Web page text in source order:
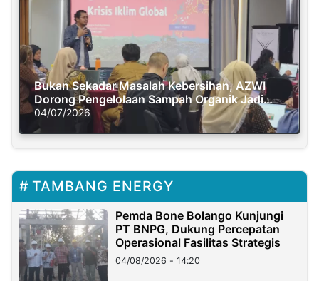
Bukan Sekadar Masalah Kebersihan, AZWI
Dorong Pengelolaan Sampah Organik Jadi
Solusi Krisis Iklim
04/07/2026
TAMBANG ENERGY
Pemda Bone Bolango Kunjungi
PT BNPG, Dukung Percepatan
Operasional Fasilitas Strategis
04/08/2026 - 14:20